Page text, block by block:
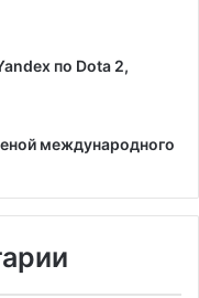
по Dota 2,
международного